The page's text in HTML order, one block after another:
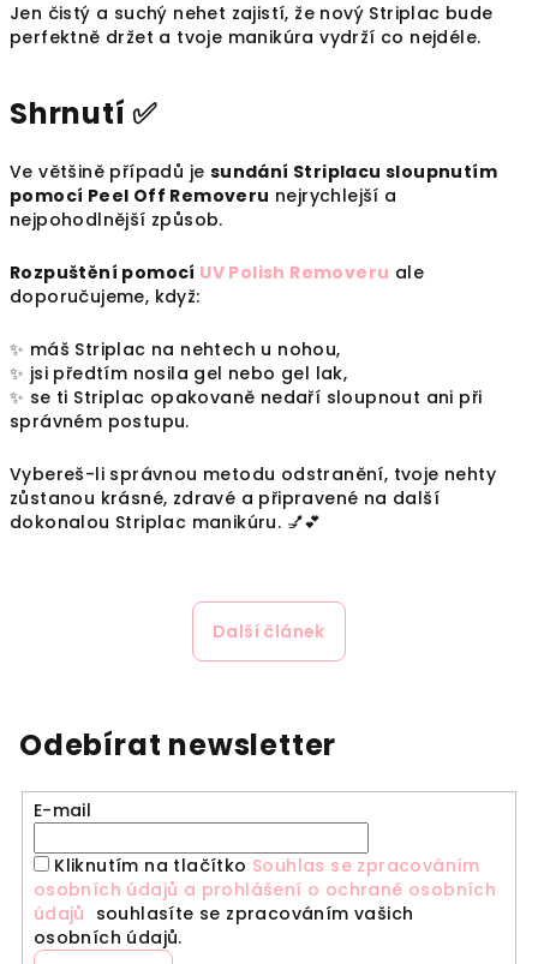
Jen čistý a suchý nehet zajistí, že nový Striplac bude
perfektně držet a tvoje manikúra vydrží co nejdéle.
Shrnutí ✅
Ve většině případů je sundání Striplacu sloupnutím
pomocí Peel Off Removeru nejrychlejší a
nejpohodlnější způsob.
Rozpuštění pomocí UV Polish Removeru ale
doporučujeme, když:
✨ máš Striplac na nehtech u nohou,
✨ jsi předtím nosila gel nebo gel lak,
✨ se ti Striplac opakovaně nedaří sloupnout ani při
správném postupu.
Vybereš-li správnou metodu odstranění, tvoje nehty
zůstanou krásné, zdravé a připravené na další
dokonalou Striplac manikúru. 💅💕
Další článek
Odebírat newsletter
E-mail
Kliknutím na tlačítko Souhlas se zpracováním
osobních údajů a prohlášení o ochraně osobních
údajů souhlasíte se zpracováním vašich
osobních údajů.